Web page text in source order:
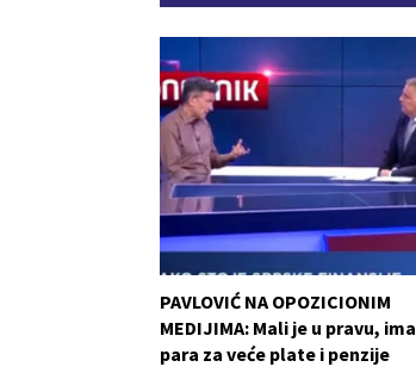
PAVLOVIĆ NA OPOZICIONIM
MEDIJIMA: Mali je u pravu, ima
para za veće plate i penzije